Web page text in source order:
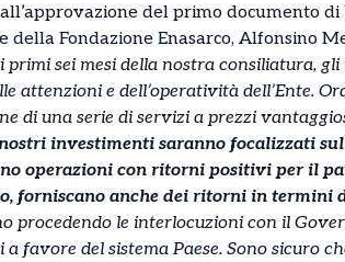
del primo documento di
della Fondazione Enasarco, Alfonsino
primi sei mesi della nostra consiliatura,
attenzioni e dell’operatività dell’Ente.
di una serie di servizi a prezzi
investimenti saranno focalizzati
operazioni con ritorni positivi per il
forniscano anche dei ritorni in termini
procedendo le interlocuzioni con il
favore del sistema Paese. Sono sicuro